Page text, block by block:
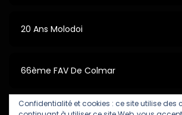
20 Ans Molodoi
66ème FAV De Colmar
67ème FAV De Colmar
Confidentialité et cookies : ce site utilise des